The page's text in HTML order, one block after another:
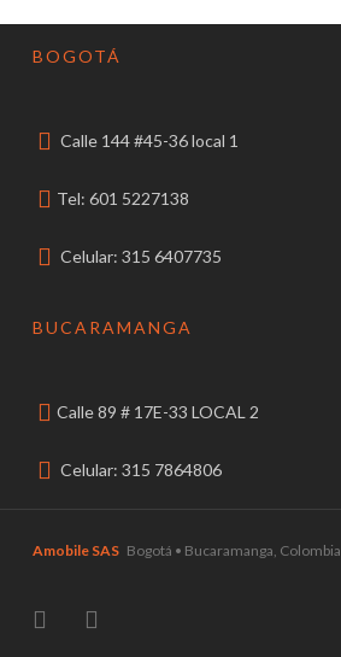
BOGOTÁ
Calle 144 #45-36 local 1
Tel: 601 5227138
Celular: 315 6407735
BUCARAMANGA
Calle 89 # 17E-33 LOCAL 2
Celular: 315 7864806
Amobile SAS Bogotá • Bucaramanga, Colombia